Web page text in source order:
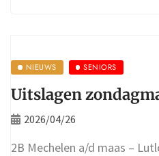
NIEUWS SENIORS
Uitslagen
2026/04/26
2B Mechelen a/d maas –